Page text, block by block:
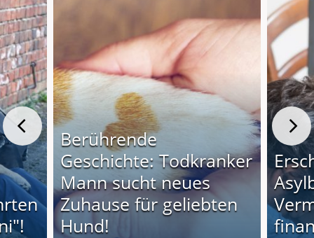
Berührende
Geschichte: Todkranker
Mann sucht neues
Zuhause für geliebten
Hund!